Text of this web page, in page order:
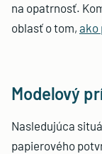
na opatrnosť.
oblasť o tom, ako
Modelový
Nasledujúca
papierového